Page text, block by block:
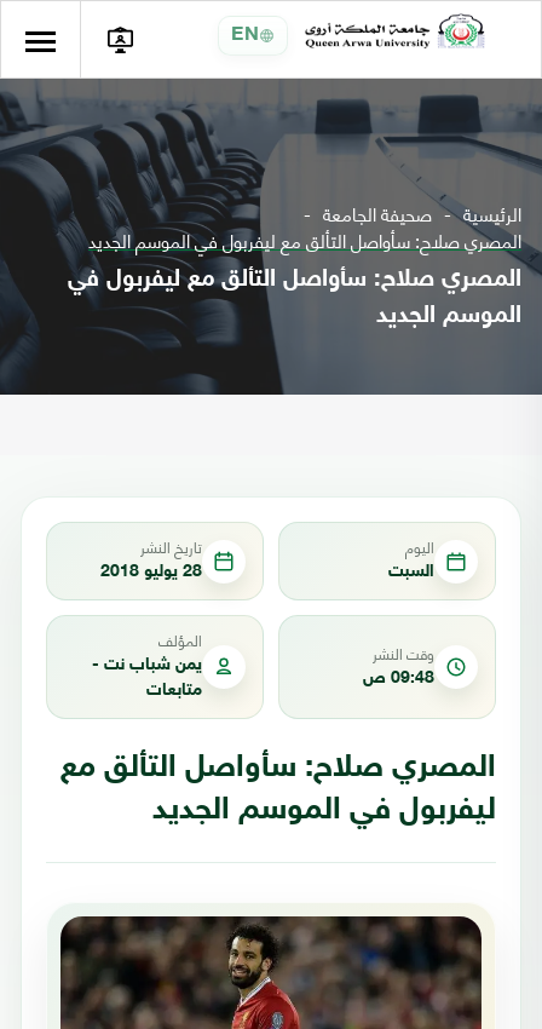
EN
الرئيسية صحيفة الجامعة
المصري صلاح: سأواصل التألق مع ليفربول في الموسم الجديد
المصري صلاح: سأواصل التألق مع ليفربول في
الموسم الجديد
اليوم
السبت
تاريخ النشر
28 يوليو 2018
وقت النشر
09:48 ص
المؤلف
يمن شباب نت -
متابعات
المصري صلاح: سأواصل التألق مع
ليفربول في الموسم الجديد